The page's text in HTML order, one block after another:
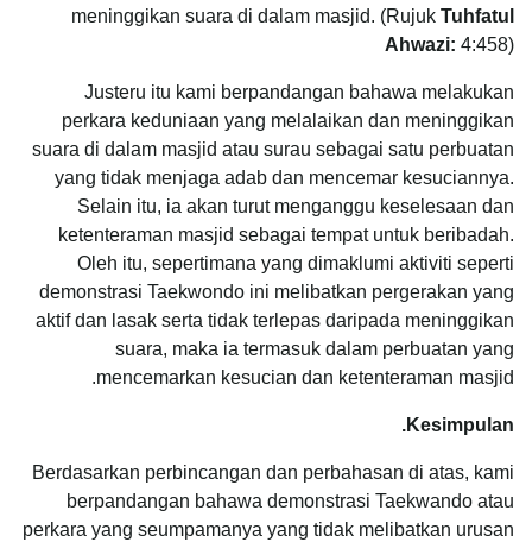
meninggikan suara di dalam masjid. (Rujuk Tuhfatul
Ahwazi: 4:458)
Justeru itu kami berpandangan bahawa melakukan
perkara keduniaan yang melalaikan dan meninggikan
suara di dalam masjid atau surau sebagai satu perbuatan
yang tidak menjaga adab dan mencemar kesuciannya.
Selain itu, ia akan turut menganggu keselesaan dan
ketenteraman masjid sebagai tempat untuk beribadah.
Oleh itu, sepertimana yang dimaklumi aktiviti seperti
demonstrasi Taekwondo ini melibatkan pergerakan yang
aktif dan lasak serta tidak terlepas daripada meninggikan
suara, maka ia termasuk dalam perbuatan yang
mencemarkan kesucian dan ketenteraman masjid.
Kesimpulan.
Berdasarkan perbincangan dan perbahasan di atas, kami
berpandangan bahawa demonstrasi Taekwando atau
perkara yang seumpamanya yang tidak melibatkan urusan